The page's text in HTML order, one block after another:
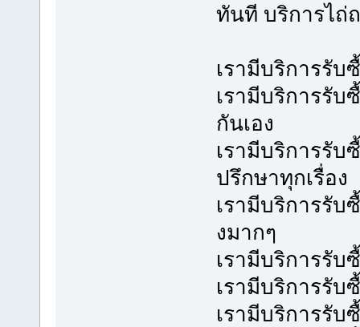
ทันที บริการไถ่
เรามีบริการรับ
เรามีบริการรับ
กันเอง
เรามีบริการรับ
ปรึกษาทุกเรื่อง
เรามีบริการรั
งมากๆ
เรามีบริการรับ
เรามีบริการรั
เรามีบริการรับ